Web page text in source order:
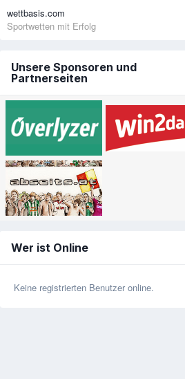
wettbasis.com
Sportwetten mit Erfolg
Unsere Sponsoren und
Partnerseiten
Wer ist Online
Keine registrierten Benutzer online.